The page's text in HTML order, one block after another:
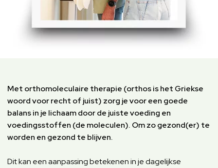
Met orthomoleculaire therapie (orthos is het Griekse
woord voor recht of juist) zorg je voor een goede
balans in je lichaam door de juiste voeding en
voedingsstoffen (de moleculen). Om zo gezond(er) te
worden en gezond te blijven.
Dit kan een aanpassing betekenen in je dagelijkse